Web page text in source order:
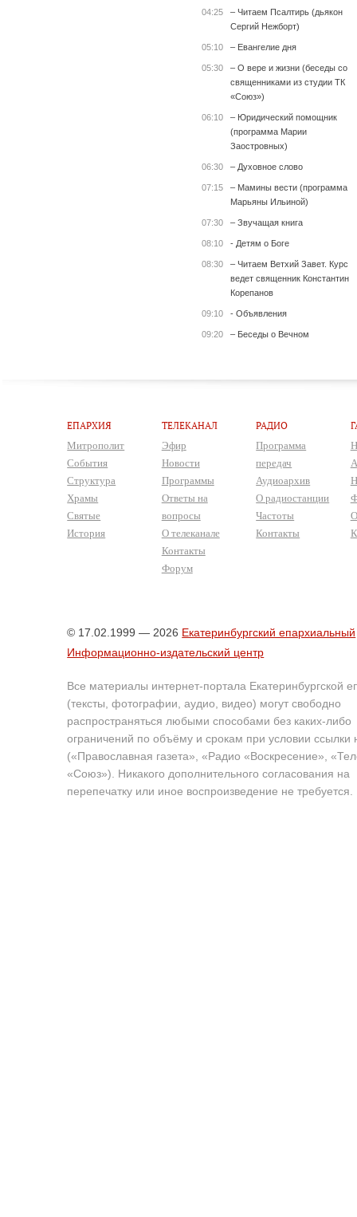
04:25
– Читаем Псалтирь (дьякон
Сергий Нежборт)
05:10 – Евангелие дня
05:30
– О вере и жизни (беседы со
священниками из студии ТК
«Союз»)
06:10
– Юридический помощник
(программа Марии
Заостровных)
06:30 – Духовное слово
07:15
– Мамины вести (программа
Марьяны Ильиной)
07:30 – Звучащая книга
08:10 - Детям о Боге
08:30
– Читаем Ветхий Завет. Курс
ведет священник Константин
Корепанов
09:10 - Объявления
09:20 – Беседы о Вечном
ЕПАРХИЯ
Митрополит
События
Структура
Храмы
Святые
История
ТЕЛЕКАНАЛ
Эфир
Новости
Программы
Ответы на
вопросы
О телеканале
Контакты
Форум
РАДИО
Программа
передач
Аудиоархив
О радиостанции
Частоты
Контакты
© 17.02.1999 — 2026 Екатеринбургский епархиальный
Информационно-издательский центр
Все материалы интернет-портала Екатеринбургской
(тексты, фотографии, аудио, видео) могут свободно
распространяться любыми способами без каких-либо
ограничений по объёму и срокам при условии ссылки
(«Православная газета», «Радио «Воскресение»,
«Союз»). Никакого дополнительного согласования на
перепечатку или иное воспроизведение не требуется.